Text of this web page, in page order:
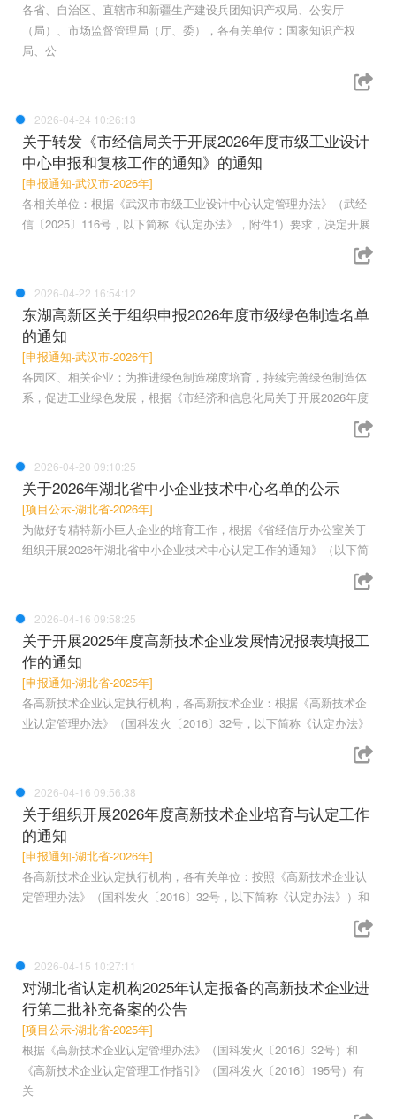
各省、自治区、直辖市和新疆生产建设兵团知识产权局、公安厅
（局）、市场监督管理局（厅、委），各有关单位：国家知识产权
局、公
2026-04-24 10:26:13
关于转发《市经信局关于开展2026年度市级工业设计
中心申报和复核工作的通知》的通知
[申报通知-武汉市-2026年]
各相关单位：根据《武汉市市级工业设计中心认定管理办法》（武经
信〔2025〕116号，以下简称《认定办法》，附件1）要求，决定开展
2026-04-22 16:54:12
东湖高新区关于组织申报2026年度市级绿色制造名单
的通知
[申报通知-武汉市-2026年]
各园区、相关企业：为推进绿色制造梯度培育，持续完善绿色制造体
系，促进工业绿色发展，根据《市经济和信息化局关于开展2026年度
2026-04-20 09:10:25
关于2026年湖北省中小企业技术中心名单的公示
[项目公示-湖北省-2026年]
为做好专精特新小巨人企业的培育工作，根据《省经信厅办公室关于
组织开展2026年湖北省中小企业技术中心认定工作的通知》（以下简
2026-04-16 09:58:25
关于开展2025年度高新技术企业发展情况报表填报工
作的通知
[申报通知-湖北省-2025年]
各高新技术企业认定执行机构，各高新技术企业：根据《高新技术企
业认定管理办法》（国科发火〔2016〕32号，以下简称《认定办法》
2026-04-16 09:56:38
关于组织开展2026年度高新技术企业培育与认定工作
的通知
[申报通知-湖北省-2026年]
各高新技术企业认定执行机构，各有关单位：按照《高新技术企业认
定管理办法》（国科发火〔2016〕32号，以下简称《认定办法》）和
2026-04-15 10:27:11
对湖北省认定机构2025年认定报备的高新技术企业进
行第二批补充备案的公告
[项目公示-湖北省-2025年]
根据《高新技术企业认定管理办法》（国科发火〔2016〕32号）和
《高新技术企业认定管理工作指引》（国科发火〔2016〕195号）有
关